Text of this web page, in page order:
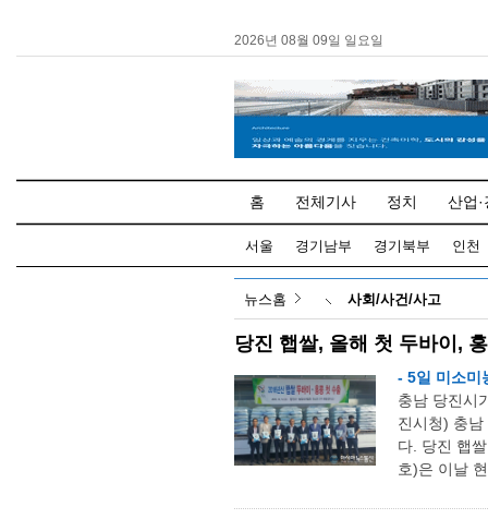
2026년 08월 09일 일요일
홈 전체기사 정치 산업
서울 경기남부 경기북부 인천
뉴스홈 사회/사건/사고
당진 햅쌀, 올해 첫 두바이,
- 5일 미소미
충남 당진시
진시청) 충
다. 당진 햅
호)은 이날